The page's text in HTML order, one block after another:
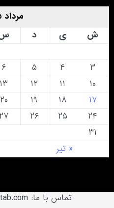
مرداد ۱۴۰۵
ش
ی د س
« تیر
۳
۴ ۵ ۶
۱۰
۱۱ ۱۲ ۱۳
۱۷
۱۸ ۱۹ ۲۰
۲۴
۲۵ ۲۶ ۲۷
۳۱
تماس با ما: contactus@paikaftab.com